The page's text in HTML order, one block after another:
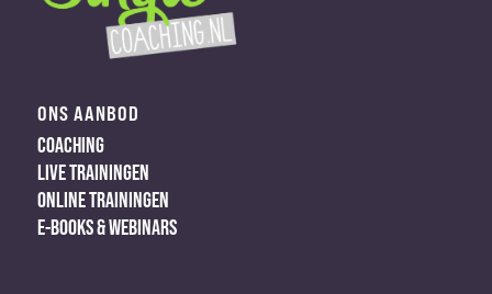
ONS AANBOD
COACHING
LIVE TRAININGEN
ONLINE TRAININGEN
E-BOOKS & WEBINARS